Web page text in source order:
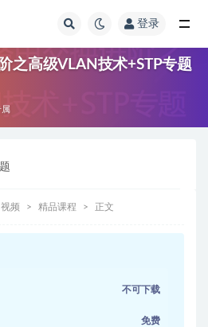
登录
之高级VLAN技术+STP专题
频 精品课程 正文
不可下载
免费